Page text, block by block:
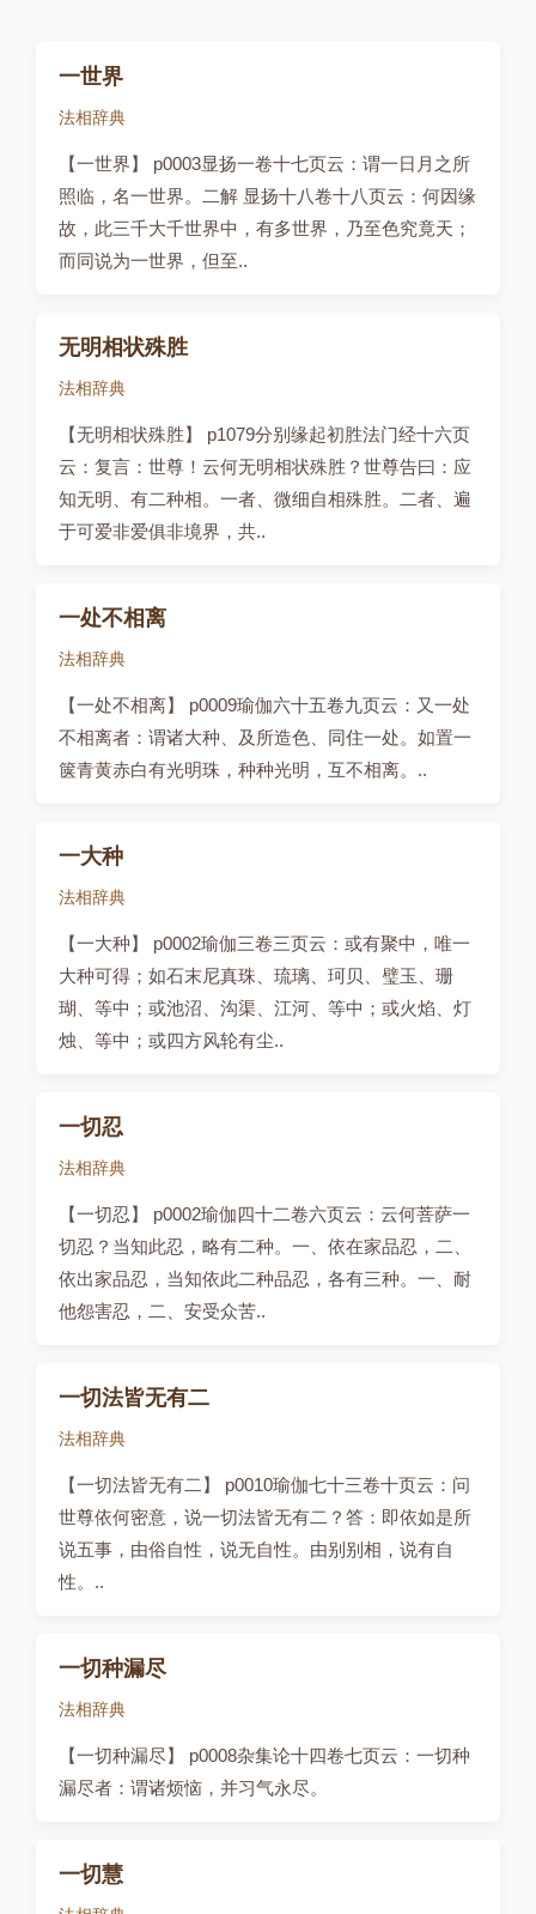
一世界
法相辞典
【一世界】 p0003显扬一卷十七页云：谓一日月之所
照临，名一世界。二解 显扬十八卷十八页云：何因缘
故，此三千大千世界中，有多世界，乃至色究竟天；
而同说为一世界，但至..
无明相状殊胜
法相辞典
【无明相状殊胜】 p1079分别缘起初胜法门经十六页
云：复言：世尊！云何无明相状殊胜？世尊告曰：应
知无明、有二种相。一者、微细自相殊胜。二者、遍
于可爱非爱俱非境界，共..
一处不相离
法相辞典
【一处不相离】 p0009瑜伽六十五卷九页云：又一处
不相离者：谓诸大种、及所造色、同住一处。如置一
箧青黄赤白有光明珠，种种光明，互不相离。..
一大种
法相辞典
【一大种】 p0002瑜伽三卷三页云：或有聚中，唯一
大种可得；如石末尼真珠、琉璃、珂贝、璧玉、珊
瑚、等中；或池沼、沟渠、江河、等中；或火焰、灯
烛、等中；或四方风轮有尘..
一切忍
法相辞典
【一切忍】 p0002瑜伽四十二卷六页云：云何菩萨一
切忍？当知此忍，略有二种。一、依在家品忍，二、
依出家品忍，当知依此二种品忍，各有三种。一、耐
他怨害忍，二、安受众苦..
一切法皆无有二
法相辞典
【一切法皆无有二】 p0010瑜伽七十三卷十页云：问
世尊依何密意，说一切法皆无有二？答：即依如是所
说五事，由俗自性，说无自性。由别别相，说有自
性。..
一切种漏尽
法相辞典
【一切种漏尽】 p0008杂集论十四卷七页云：一切种
漏尽者：谓诸烦恼，并习气永尽。
一切慧